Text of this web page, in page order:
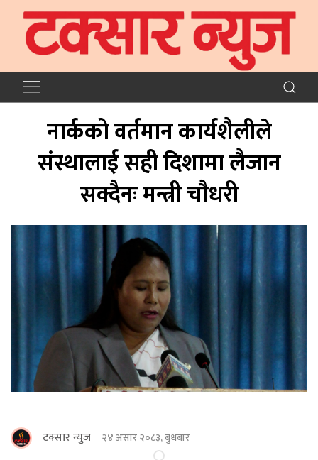
नार्कको वर्तमान कार्यशैलीले
संस्थालाई सही दिशामा लैजान
सक्दैनः मन्त्री चौधरी
टक्सार न्युज २४ असार २०८३, बुधबार